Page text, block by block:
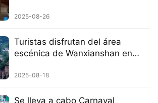
Japonesa y el fascismo
2025-08-26
Turistas disfrutan del área
escénica de Wanxianshan en
2025-08-18
Se lleva a cabo Carnaval